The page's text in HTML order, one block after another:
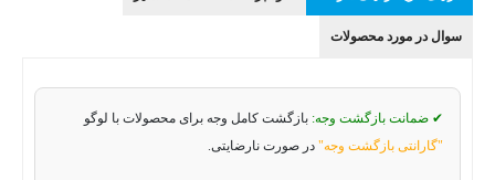
سوال در مورد محصولات
✔ ضمانت بازگشت وجه: بازگشت کامل وجه برای محصولات با لوگو
"گارانتی بازگشت وجه" در صورت نارضایتی.